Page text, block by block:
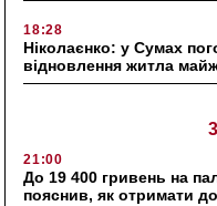
18:28
Ніколаєнко: у Сумах
відновлення житла
21:00
До 19 400 гривень на
пояснив, як отримати